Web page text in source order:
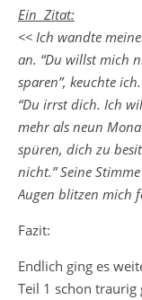
Ein Zitat:
<< Ich wandte
an. “Du willst mich
sparen”, keuchte ich.
“Du irrst dich. Ich
mehr als neun
spüren, dich zu
nicht.” Seine
Augen blitzen mich
Fazit:
Endlich ging es
Teil 1 schon traurig